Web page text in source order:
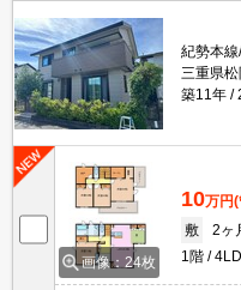
紀勢本
三重県
築11年
画像：24枚
10万円(
敷
2ヶ
1階